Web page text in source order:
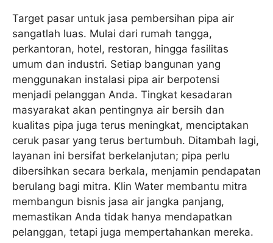
Target pasar untuk jasa pembersihan pipa air
sangatlah luas. Mulai dari rumah tangga,
perkantoran, hotel, restoran, hingga fasilitas
umum dan industri. Setiap bangunan yang
menggunakan instalasi pipa air berpotensi
menjadi pelanggan Anda. Tingkat kesadaran
masyarakat akan pentingnya air bersih dan
kualitas pipa juga terus meningkat, menciptakan
ceruk pasar yang terus bertumbuh. Ditambah lagi,
layanan ini bersifat berkelanjutan; pipa perlu
dibersihkan secara berkala, menjamin pendapatan
berulang bagi mitra. Klin Water membantu mitra
membangun bisnis jasa air jangka panjang,
memastikan Anda tidak hanya mendapatkan
pelanggan, tetapi juga mempertahankan mereka.